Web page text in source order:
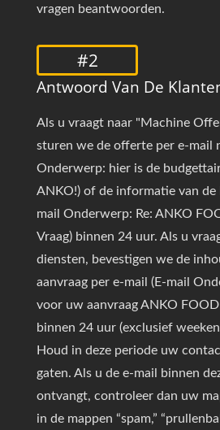
vragen beantwoorden.
#2
Antwoord Van De
Als u vraagt naar "Machine
sturen we de offerte per e-mail
Onderwerp: hier is de
ANKO!) of de informatie van de
mail Onderwerp: Re: ANKO
Vraag) binnen 24 uur. Als u
diensten, bevestigen we de
aanvraag per e-mail (E-mail
voor uw aanvraag ANKO
binnen 24 uur (exclusief
Houd in deze periode uw
gaten. Als u de e-mail binnen
ontvangt, controleer dan uw
in de mappen “spam,”